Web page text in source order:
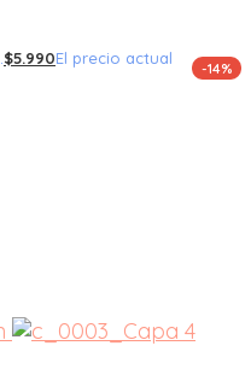
$5.990El precio actual
-14%